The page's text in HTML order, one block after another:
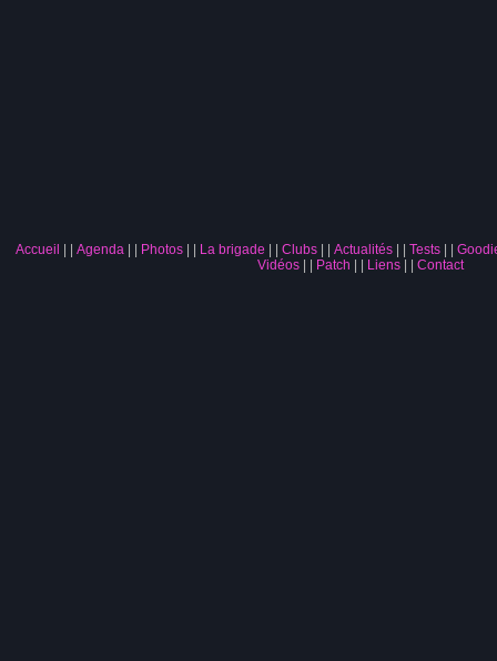
Accueil Agenda| Photos| La brigade Clubs| Actualités| Tests|
Vidéos| Patch Liens| Contact